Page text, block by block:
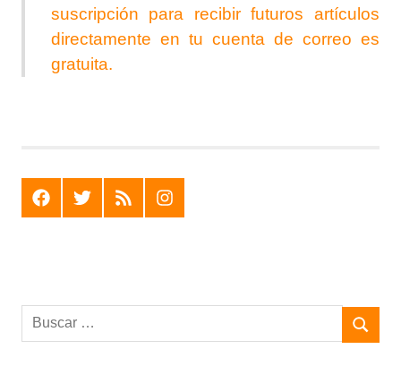
suscripción para recibir futuros artículos
directamente en tu cuenta de correo es
gratuita.
F T R I